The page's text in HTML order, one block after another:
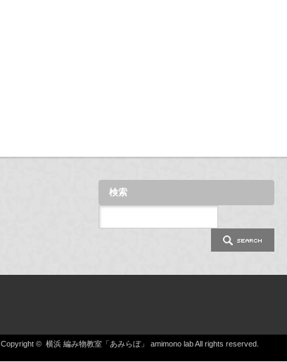
検索
Copyright © 横浜 編み物教室「あみらぼ」 amimono labAll rights reserved.